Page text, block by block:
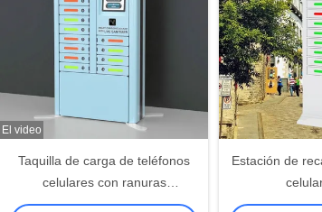
El video
Taquilla de carga de teléfonos
celulares con ranuras
individuales de construcción de
Estación de